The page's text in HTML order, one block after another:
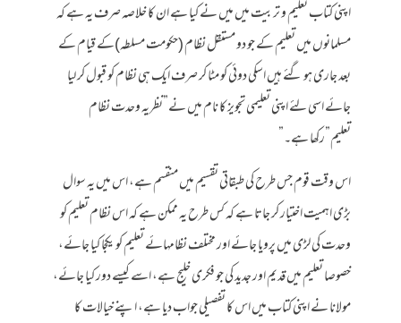
اپنی کتاب تعلیم و تربیت میں میں نے کیا ہے ان کا خلاصہ صرف یہ ہے کہ
مسلمانوں میں تعلیم کے جو دو مستقل نظام (حکومت مسلطہ)کے قیام کے
بعد جاری ہو گئے ہیں اسکی دوئی کو مٹا کر صرف ایک ہی نظام کو قبول کر لیا
جائے اسی لئے اپنی تعلیمی تجویز کا نام میں نے”نظریہ وحدت نظام
تعلیم”رکھا ہے۔”
اس وقت قوم جس طرح کی طبقاتی تقسیم میں منقسم ہے، اس میں یہ سوال
بڑی اہمیت اختیار کر جاتا ہے کہ کس طرح یہ ممکن ہے کہ اس نظام تعلیم کو
وحدت کی لڑی میں پرویا جائے اور مختلف نظامہائے تعلیم کو یکجا کیا جائے،
خصوصا تعلیم میں قدیم اور جدید کی جو فکری خلیج ہے، اسے کیسے دور کیا جائے،
مولانا نے اپنی کتاب میں اس کا تفصیلی جواب دیا ہے، اپنے خیالات کا